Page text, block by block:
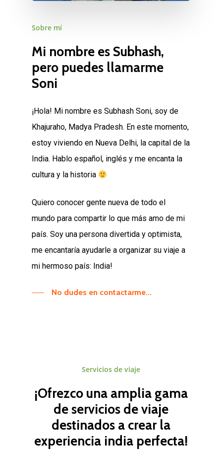
Sobre mí
Mi nombre es Subhash,
pero puedes llamarme
Soni
¡Hola! Mi nombre es Subhash Soni, soy de
Khajuraho, Madya Pradesh. En este momento,
estoy viviendo en Nueva Delhi, la capital de la
India. Hablo español, inglés y me encanta la
cultura y la historia
Quiero conocer gente nueva de todo el
mundo para compartir lo que más amo de mi
país. Soy una persona divertida y optimista,
me encantaría ayudarle a organizar su viaje a
mi hermoso país: India!
No dudes en contactarme...
Servicios de viaje
¡Ofrezco una amplia gama
de servicios deviaje
destinados a crear la
experiencia india perfecta!